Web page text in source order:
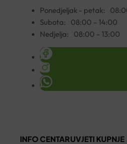
Ponedjeljak - petak:
Subota:
08:00 – 14:00
Nedjelja:
08:00 – 13:00
INFO CENTARUVJETI KUPNJE